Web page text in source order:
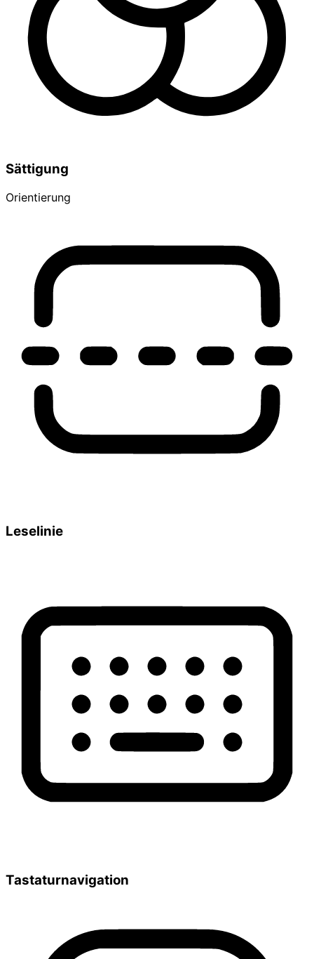
Sättigung
Orientierung
Leselinie
Tastaturnavigation